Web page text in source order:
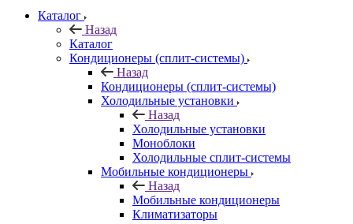
Каталог
Назад
Каталог
Кондиционеры (сплит-системы)
Назад
Кондиционеры (сплит-системы)
Холодильные установки
Назад
Холодильные установки
Моноблоки
Холодильные сплит-системы
Мобильные кондиционеры
Назад
Мобильные кондиционеры
Климатизаторы